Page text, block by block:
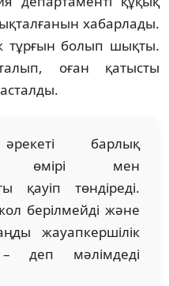
хабарлады.
тұрғын болып шықты.
оған қатысты
барлық
өмірі мен
қауіп төндіреді.
берілмейді және
жауапкершілік
– деп мәлімдеді